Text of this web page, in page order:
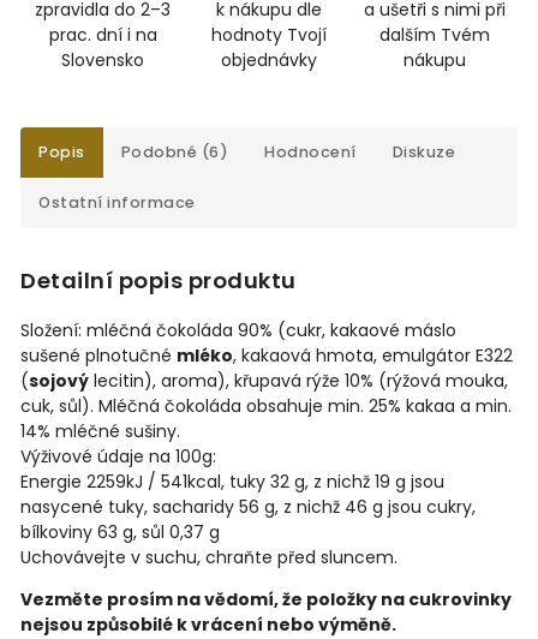
zpravidla do 2–3
prac. dní i na
Slovensko
k nákupu dle
hodnoty Tvojí
objednávky
a ušetři s nimi při
dalším Tvém
nákupu
Popis Podobné (6) Hodnocení Diskuze
Ostatní informace
Detailní popis produktu
Složení: mléčná čokoláda 90% (cukr, kakaové máslo
sušené plnotučné mléko, kakaová hmota, emulgátor E322
(sojový lecitin), aroma), křupavá rýže 10% (rýžová mouka,
cuk, sůl). Mléčná čokoláda obsahuje min. 25% kakaa a min.
14% mléčné sušiny.
Výživové údaje na 100g:
Energie 2259kJ / 541kcal, tuky 32 g, z nichž 19 g jsou
nasycené tuky, sacharidy 56 g, z nichž 46 g jsou cukry,
bílkoviny 63 g, sůl 0,37 g
Uchovávejte v suchu, chraňte před sluncem.
Vezměte prosím na vědomí, že položky na cukrovinky
nejsou způsobilé k vrácení nebo výměně.